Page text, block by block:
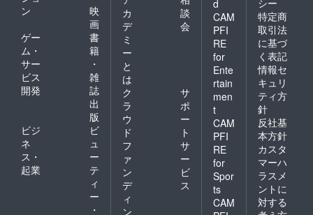
ン
映
画
ゲー
ム・
サー
ビス
開発
書
籍
・
雑
誌
出
版
ビジ
ネ
ス・
起業
ビ
ュ
ー
テ
ィ
ー
・
カ
デ
ミ
ー
と
は
談
会
ク
ラ
ウ
ド
フ
ァ
ン
デ
ィ
ン
サ
ポ
ー
ト
サ
ー
ビ
ス
d
CAM
PFI
RE
for
Ente
rtain
men
t
CAM
PFI
RE
for
Spor
ts
CAM
特定商
取引法
に基づ
く表記
情報セ
キュリ
ティ方
針
反社基
本方針
カスタ
マーハ
ラスメ
ントに
対する